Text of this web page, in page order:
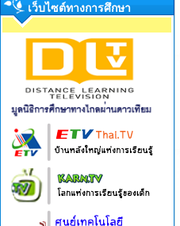
เว็บไซต์ทางการศึกษา